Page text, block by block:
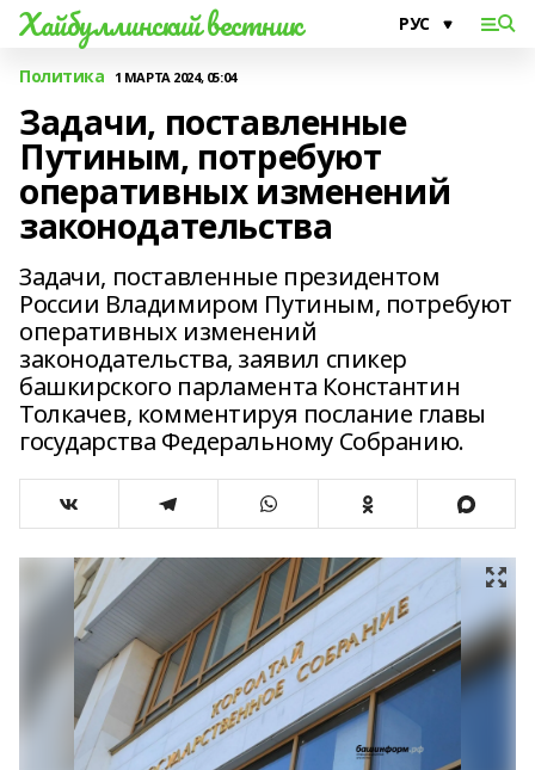
Хайбуллинский вестник
Политика 1 МАРТА 2024, 05:04
Задачи, поставленные
Путиным, потребуют
оперативных изменений
законодательства
Задачи, поставленные президентом
России Владимиром Путиным, потребуют
оперативных изменений
законодательства, заявил спикер
башкирского парламента Константин
Толкачев, комментируя послание главы
государства Федеральному Собранию.